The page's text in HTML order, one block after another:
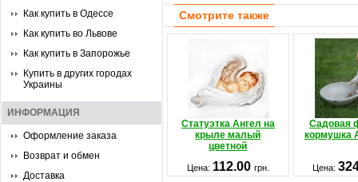
Как купить в Одессе
Как купить во Львове
Как купить в Запорожье
Купить в других городах
Украины
ИНФОРМАЦИЯ
Оформление заказа
Возврат и обмен
Доставка
Смотрите также
Статуэтка Ангел на
крыле малый
цветной
Садовая
кормушка
Цена: 112.00 грн. Цена: